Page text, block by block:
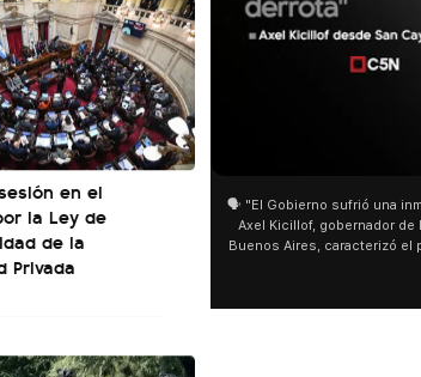
en el
la Ley de
de la
Privada
una inmensa derrota" 🎙️
de la Provincia de
el proyecto de Ley
de la Propiedad Privada
sufre porque no llega sino
San Cayetano: Jorge García
miles de peregrinos en
de Buenos Aires destacó la
agua y soportó las bajas
últimos días: "Son dificultades